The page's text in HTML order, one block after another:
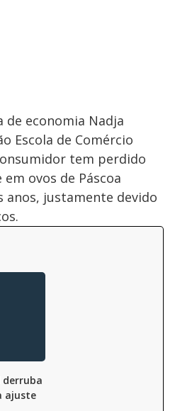
de economia Nadja
Escola de Comércio
tem perdido
ovos de Páscoa
anos, justamente devido
derruba
ajuste